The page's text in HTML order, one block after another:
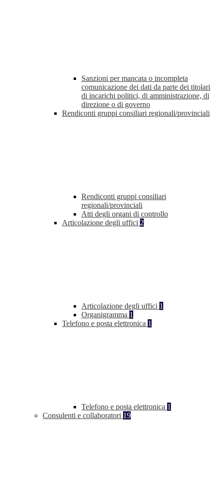
Sanzioni per mancata o incompleta
comunicazione dei dati da parte dei titolari
di incarichi politici, di amministrazione, di
direzione o di governo
Rendiconti gruppi consiliari regionali/provinciali
Rendiconti gruppi consiliari
regionali/provinciali
Atti degli organi di controllo
Articolazione degli uffici 2
Articolazione degli uffici 1
Organigramma 1
Telefono e posta elettronica 1
Telefono e posta elettronica 1
Consulenti e collaboratori 19